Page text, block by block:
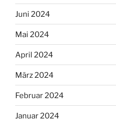
Juni 2024
Mai 2024
April 2024
März 2024
Februar 2024
Januar 2024